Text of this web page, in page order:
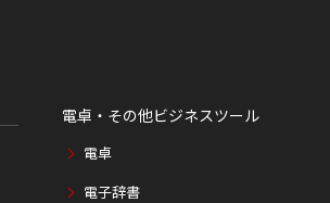
電卓・その他ビジネスツール
電卓
電子辞書